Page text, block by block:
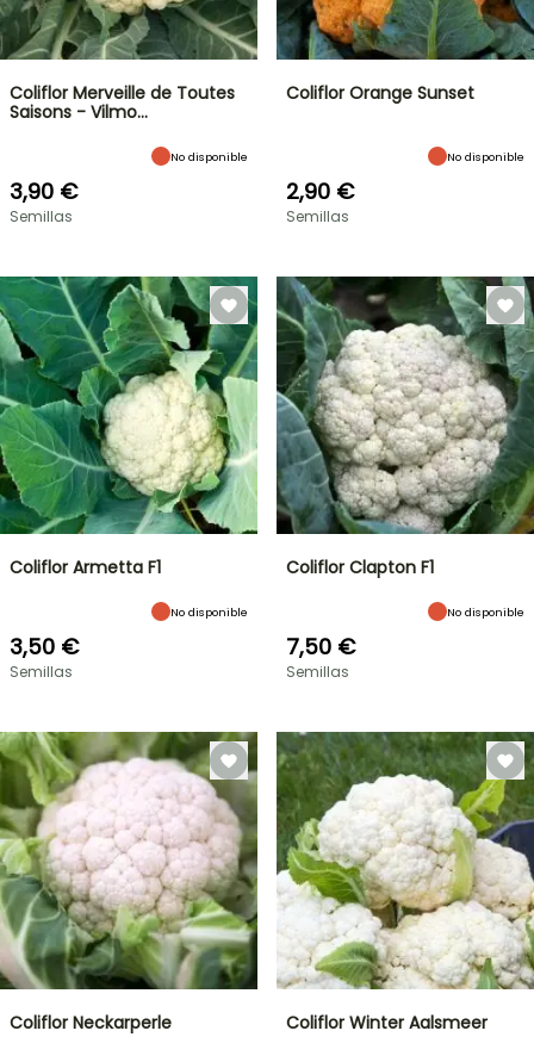
Coliflor Merveille de Toutes
Saisons - Vilmo…
No disponible
3,90 €
Semillas
Coliflor Orange Sunset
No disponible
2,90 €
Semillas
Coliflor Armetta F1
No disponible
3,50 €
Semillas
Coliflor Clapton F1
No disponible
7,50 €
Semillas
Coliflor Neckarperle Coliflor Winter Aalsmeer